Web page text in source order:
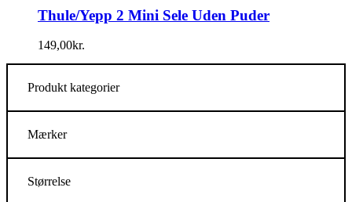
Thule/Yepp 2 Mini Sele Uden Puder
149,00kr.
Produkt kategorier
Mærker
Størrelse